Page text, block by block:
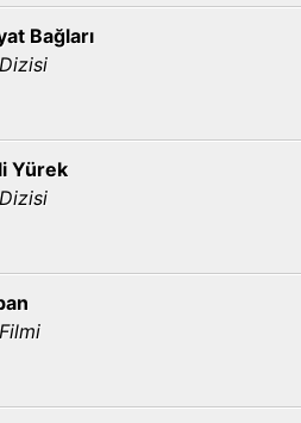
Bağları
Yürek